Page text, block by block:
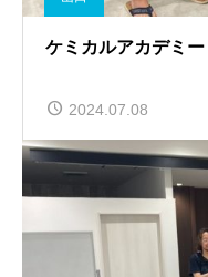
ケミカルアカデミ
2024.07.08